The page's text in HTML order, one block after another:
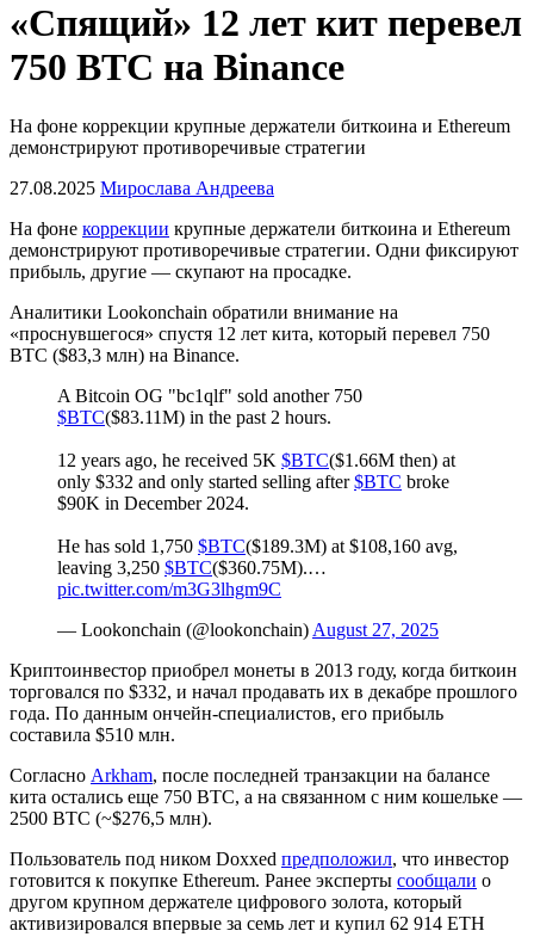
«Спящий» 12 лет кит перевел
750 BTC на Binance
На фоне коррекции крупные держатели биткоина и Ethereum
демонстрируют противоречивые стратегии
27.08.2025 Мирослава Андреева
На фоне коррекции крупные держатели биткоина и Ethereum
демонстрируют противоречивые стратегии. Одни фиксируют
прибыль, другие — скупают на просадке.
Аналитики Lookonchain обратили внимание на
«проснувшегося» спустя 12 лет кита, который перевел 750
BTC ($83,3 млн) на Binance.
A Bitcoin OG "bc1qlf" sold another 750
$BTC($83.11M) in the past 2 hours.
12 years ago, he received 5K $BTC($1.66M then) at
only $332 and only started selling after$BTC broke
$90K in December 2024.
He has sold 1,750 $BTC($189.3M) at $108,160 avg,
leaving 3,250 $BTC($360.75M).…
pic.twitter.com/m3G3lhgm9C
— Lookonchain (@lookonchain) August 27, 2025
Криптоинвестор приобрел монеты в 2013 году, когда биткоин
торговался по $332, и начал продавать их в декабре прошлого
года. По данным ончейн-специалистов, его прибыль
составила $510 млн.
Согласно Arkham, после последней транзакции на балансе
кита остались еще 750 BTC, а на связанном с ним кошельке —
2500 BTC (~$276,5 млн).
Пользователь под ником Doxxed предположил, что инвестор
готовится к покупке Ethereum. Ранее эксперты сообщали о
другом крупном держателе цифрового золота, который
активизировался впервые за семь лет и купил 62 914 ETH